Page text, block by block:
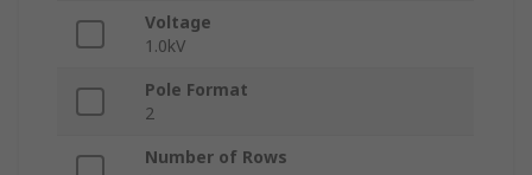
Voltage
1.0kV
Pole Format
2
Number of Rows